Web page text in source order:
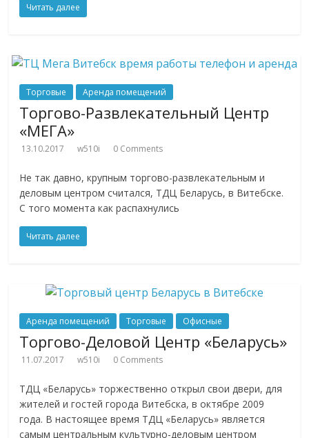
Читать далее
Торговые Аренда помещений
Торгово-Развлекательный Центр
«МЕГА»
13.10.2017 w510i 0 Comments
Не так давно, крупным торгово-развлекательным и
деловым центром считался, ТДЦ Беларусь, в Витебске.
С того момента как распахнулись
Читать далее
Аренда помещений Торговые Офисные
Торгово-Деловой Центр «Беларусь»
11.07.2017 w510i 0 Comments
ТДЦ «Беларусь» торжественно открыл свои двери, для
жителей и гостей города Витебска, в октябре 2009
года. В настоящее время ТДЦ «Беларусь» является
самым центральным культурно-деловым центром